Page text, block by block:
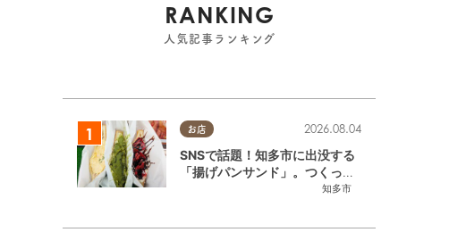
RANKING
人気記事ランキング
お店
知多市
2026.08.04
SNSで話題！知多市に出没する
「揚げパンサンド」。つくって
いるのはお祭りお兄さん!?【ち